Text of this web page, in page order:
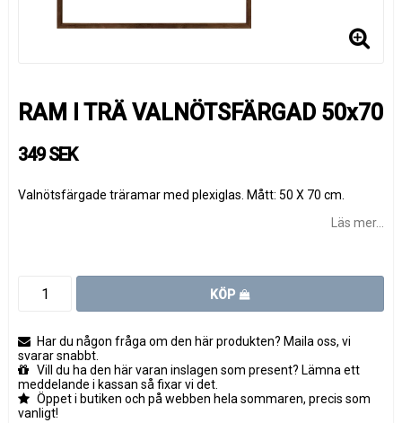
RAM I TRÄ VALNÖTSFÄRGAD 50x70
349 SEK
Valnötsfärgade träramar med plexiglas. Mått: 50 X 70 cm.
Läs mer...
KÖP
Har du någon fråga om den här produkten? Maila oss, vi
svarar snabbt.
Vill du ha den här varan inslagen som present? Lämna ett
meddelande i kassan så fixar vi det.
Öppet i butiken och på webben hela sommaren, precis som
vanligt!